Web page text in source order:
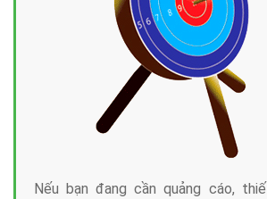
Nếu bạn đang cần quảng cáo,